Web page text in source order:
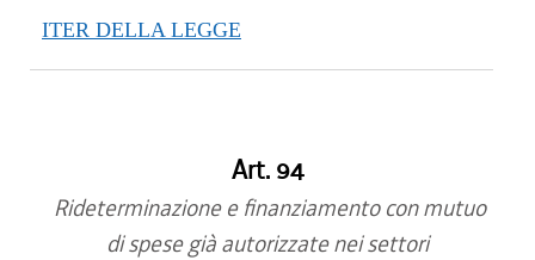
ITER DELLA LEGGE
Art. 94
Rideterminazione e finanziamento con mutuo
di spese già autorizzate nei settori